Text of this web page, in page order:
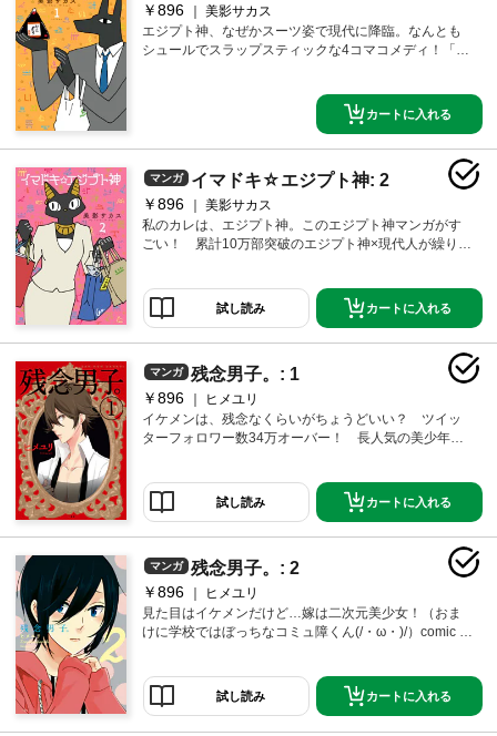
￥896
美影サカス
エジプト神、なぜかスーツ姿で現代に降臨。なんとも
シュールでスラップスティックな4コマコメディ！「co
ズが、 初期作品の加筆修正＆描き下ろしを加えてつい
カートに入れる
マンガ イマドキ☆エジプト神: 2
￥896
美影サカス
私のカレは、エジプト神。このエジプト神マンガがす
ごい！ 累計10万部突破のエジプト神×現代人が繰り広
試し読み カートに入れる
マンガ 残念男子。: 1
￥896
ヒメユリ
イケメンは、残念なくらいがちょうどいい？ ツイッ
ターフォロワー数34万オーバー！ 長人気の美少年大
試し読み カートに入れる
マンガ 残念男子。: 2
￥896
ヒメユリ
見た目はイケメンだけど…嫁は二次元美少女！（おま
けに学校ではぼっちなコミュ障くん(/・ω・)/）comic P
ルシスト 橘 桐斗。かわいい系イケメンだけど重度の
コミュ障オタク 小宮翔太。王子様イケメンだけど世
試し読み カートに入れる